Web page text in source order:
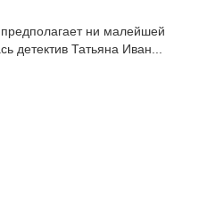
ни малейшей
детектив Татьяна Иван...